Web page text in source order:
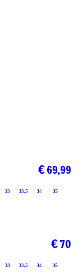
33 33.5 34 35
€ 69,99
33 33.5 34 35
€ 70